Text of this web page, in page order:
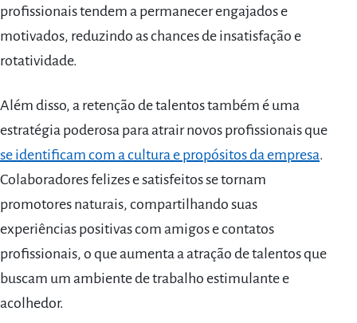
profissionais tendem a permanecer engajados e
motivados, reduzindo as chances de insatisfação e
rotatividade.
Além disso, a retenção de talentos também é uma
estratégia poderosa para atrair novos profissionais que
se identificam com a cultura e propósitos da empresa.
Colaboradores felizes e satisfeitos se tornam
promotores naturais, compartilhando suas
experiências positivas com amigos e contatos
profissionais, o que aumenta a atração de talentos que
buscam um ambiente de trabalho estimulante e
acolhedor.